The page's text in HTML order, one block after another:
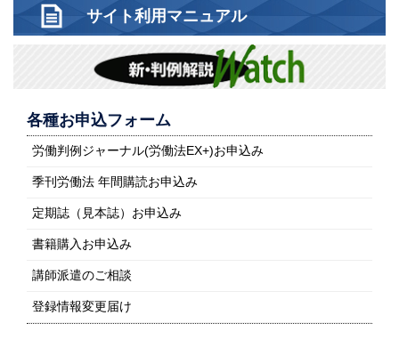
サイト利用マニュアル
各種お申込フォーム
労働判例ジャーナル(労働法EX+)お申込み
季刊労働法 年間購読お申込み
定期誌（見本誌）お申込み
書籍購入お申込み
講師派遣のご相談
登録情報変更届け